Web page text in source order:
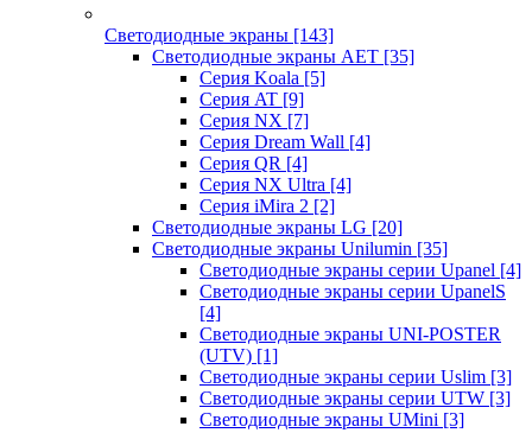
Светодиодные экраны [143]
Светодиодные экраны AET [35]
Cерия Koala [5]
Серия AT [9]
Серия NX [7]
Серия Dream Wall [4]
Серия QR [4]
Серия NX Ultra [4]
Серия iMira 2 [2]
Светодиодные экраны LG [20]
Светодиодные экраны Unilumin [35]
Светодиодные экраны серии Upanel [4]
Светодиодные экраны серии UpanelS
[4]
Светодиодные экраны UNI-POSTER
(UTV) [1]
Светодиодные экраны серии Uslim [3]
Светодиодные экраны серии UTW [3]
Светодиодные экраны UMini [3]